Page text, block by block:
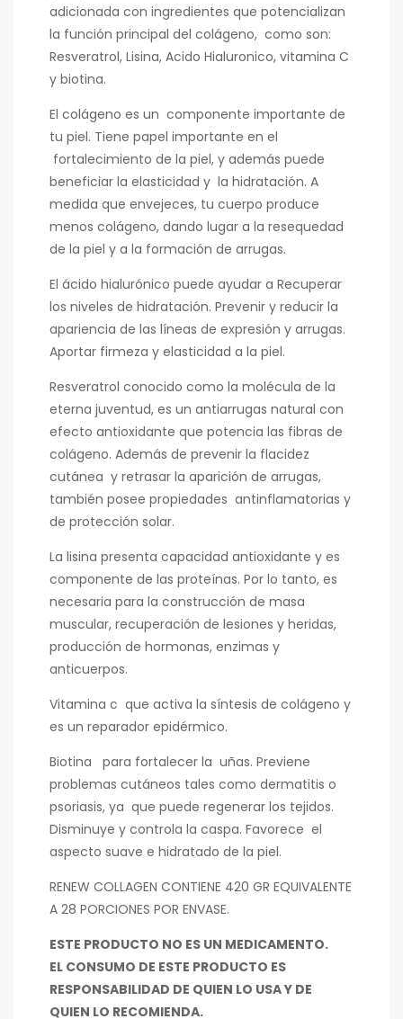
adicionada con ingredientes que potencializan
la función principal del colágeno, como son:
Resveratrol, Lisina, Acido Hialuronico, vitamina C
y biotina.
El colágeno es un componente importante de
tu piel. Tiene papel importante en el
fortalecimiento de la piel, y además puede
beneficiar la elasticidad y la hidratación. A
medida que envejeces, tu cuerpo produce
menos colágeno, dando lugar a la resequedad
de la piel y a la formación de arrugas.
El ácido hialurónico puede ayudar a Recuperar
los niveles de hidratación. Prevenir y reducir la
apariencia de las líneas de expresión y arrugas.
Aportar firmeza y elasticidad a la piel.
Resveratrol conocido como la molécula de la
eterna juventud, es un antiarrugas natural con
efecto antioxidante que potencia las fibras de
colágeno. Además de prevenir la flacidez
cutánea y retrasar la aparición de arrugas,
también posee propiedades antinflamatorias y
de protección solar.
La lisina presenta capacidad antioxidante y es
componente de las proteínas. Por lo tanto, es
necesaria para la construcción de masa
muscular, recuperación de lesiones y heridas,
producción de hormonas, enzimas y
anticuerpos.
Vitamina c que activa la síntesis de colágeno y
es un reparador epidérmico.
Biotina para fortalecer la uñas. Previene
problemas cutáneos tales como dermatitis o
psoriasis, ya que puede regenerar los tejidos.
Disminuye y controla la caspa. Favorece el
aspecto suave e hidratado de la piel.
RENEW COLLAGEN CONTIENE 420 GR EQUIVALENTE
A 28 PORCIONES POR ENVASE.
ESTE PRODUCTO NO ES UN MEDICAMENTO.
EL CONSUMO DE ESTE PRODUCTO ES
RESPONSABILIDAD DE QUIEN LO USA Y DE
QUIEN LO RECOMIENDA.